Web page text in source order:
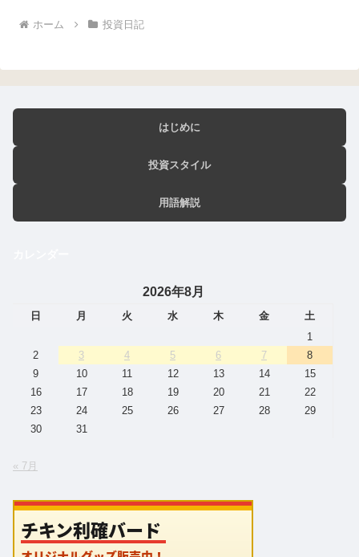
ホーム 投資日記
はじめに
投資スタイル
用語解説
2026年8月
日 月 火 水 木 金
土
1
2
3 4 5 6 7
8
9
10 11 12 13 14
15
16
17 18 19 20 21
22
23
24 25 26 27 28
29
30
31
« 7月